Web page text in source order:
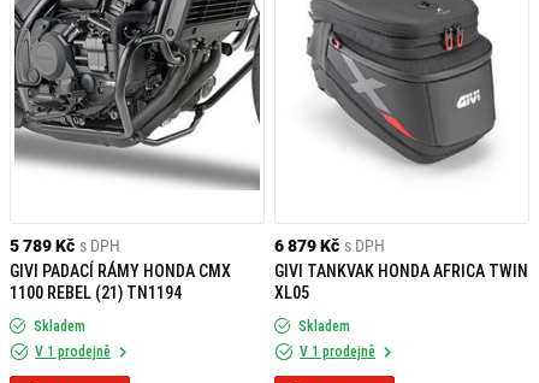
5 789 Kč s DPH
GIVI PADACÍ RÁMY HONDA CMX
1100 REBEL (21) TN1194
Skladem
V 1 prodejně
6 879 Kč s DPH
GIVI TANKVAK HONDA AFRICA TWIN
XL05
Skladem
V 1 prodejně